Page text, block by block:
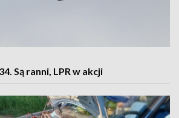
Są ranni, LPR w akcji